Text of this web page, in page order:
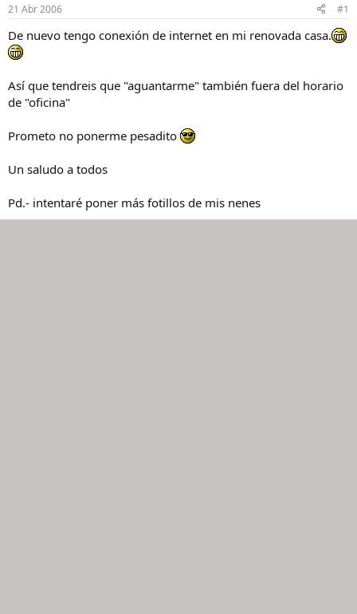
d
e
l
h
l
o
i
c
i
21 Abr 2006 #1
De nuevo tengo conexión de internet en mi renovada casa.
Así que tendreis que "aguantarme" también fuera del horario
de "oficina"
Prometo no ponerme pesadito
Un saludo a todos
Pd.- intentaré poner más fotillos de mis nenes